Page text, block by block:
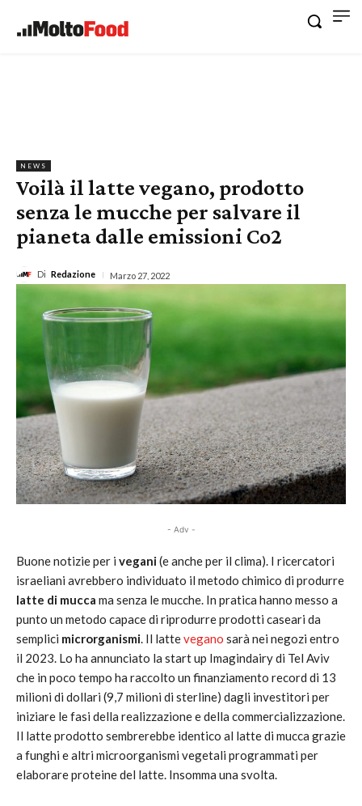
NEWS
Voilà il latte vegano, prodotto
senza le mucche per salvare il
pianeta dalle emissioni Co2
Di Redazione Marzo 27, 2022
- Adv -
Buone notizie per i vegani(e anche per il clima). I ricercatori
israeliani avrebbero individuato il metodo chimico di produrre
latte di mucca ma senza le mucche. In pratica hanno messo a
punto un metodo capace di riprodurre prodotti caseari da
semplici microrganismi. Il lattevegano sarà nei negozi entro
il 2023. Lo ha annunciato la start up Imagindairy di Tel Aviv
che in poco tempo ha raccolto un finanziamento record di 13
milioni di dollari (9,7 milioni di sterline) dagli investitori per
iniziare le fasi della realizzazione e della commercializzazione.
Il latte prodotto sembrerebbe identico al latte di mucca grazie
a funghi e altri microorganismi vegetali programmati per
elaborare proteine del latte. Insomma una svolta.